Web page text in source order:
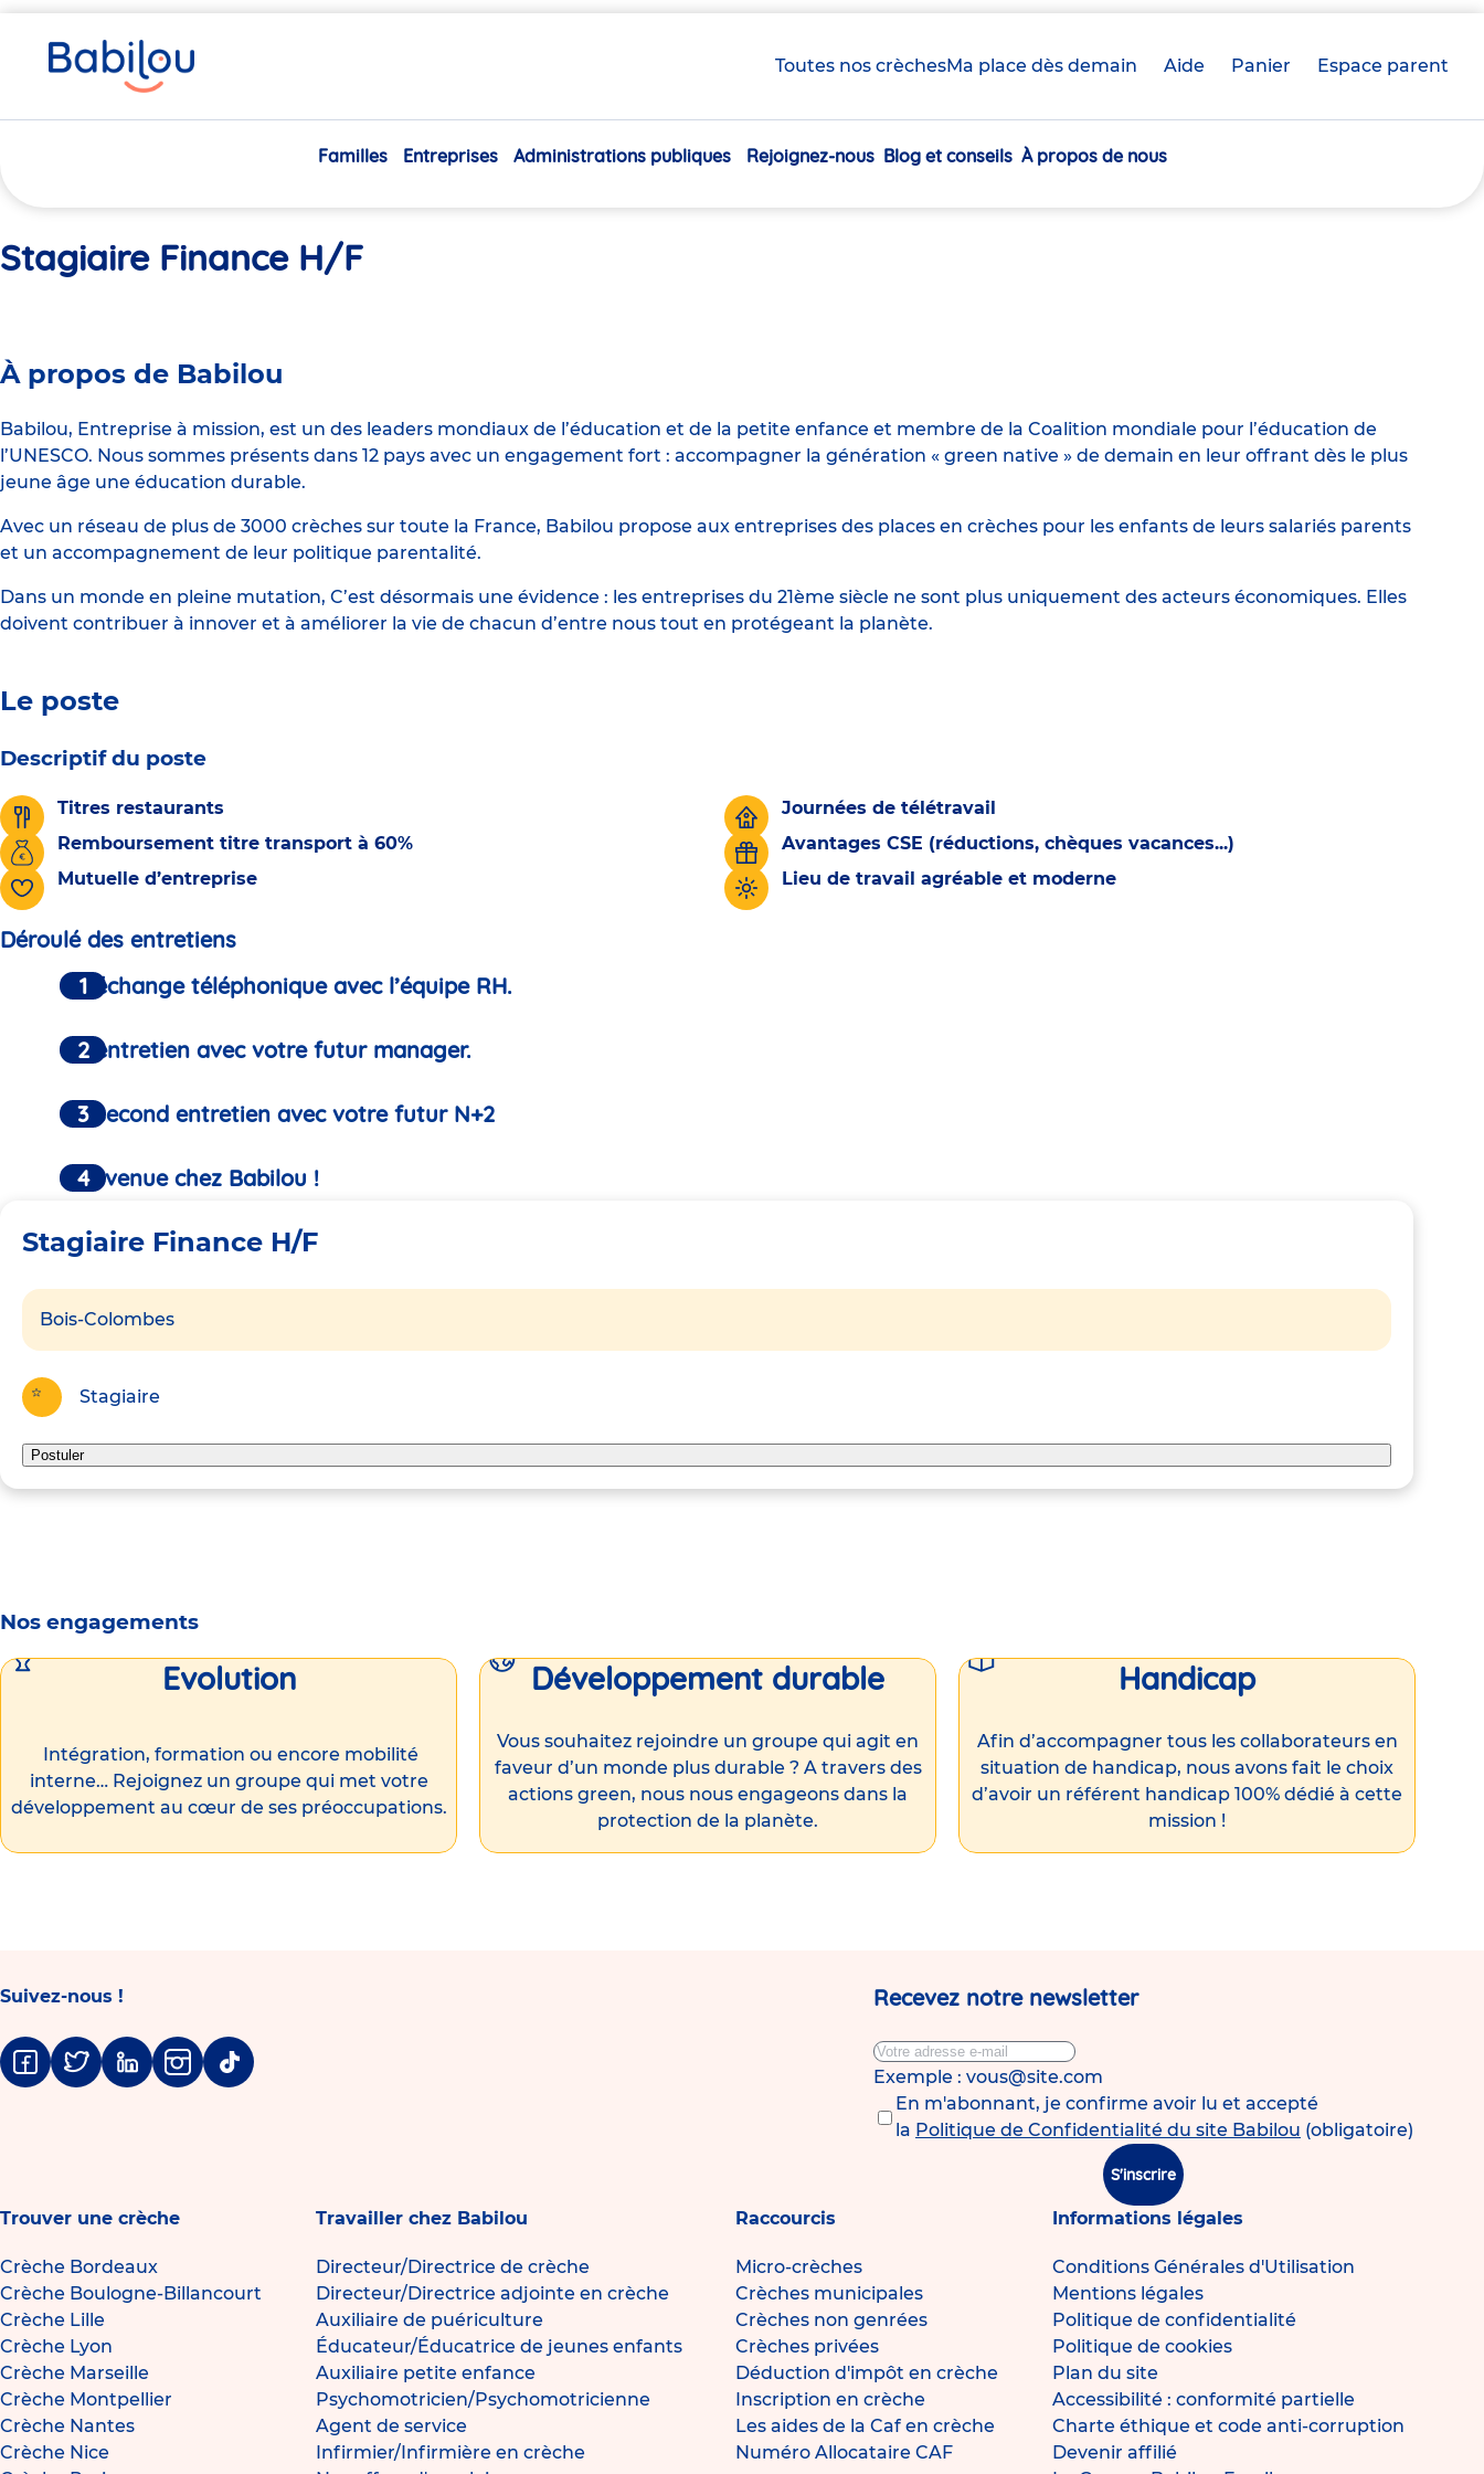
Toutes nos crèchesMa place dès demain Aide Panier crèche(s)
Espace parent
Navigation
Familles Entreprises Administrations publiques Rejoignez-nous Blog et conseils À propos de nous
êtes
ici
Stagiaire Finance H/F
À propos de Babilou
Babilou, Entreprise à mission, est un des leaders mondiaux de l’éducation et de la petite enfance et membre de la Coalition mondiale pour l’éducation de
l’UNESCO. Nous sommes présents dans 12 pays avec un engagement fort : accompagner la génération « green native » de demain en leur offrant dès le plus
jeune âge une éducation durable.
Avec un réseau de plus de 3000 crèches sur toute la France, Babilou propose aux entreprises des places en crèches pour les enfants de leurs salariés parents
et un accompagnement de leur politique parentalité.
Dans un monde en pleine mutation, C’est désormais une évidence : les entreprises du 21ème siècle ne sont plus uniquement des acteurs économiques. Elles
doivent contribuer à innover et à améliorer la vie de chacun d’entre nous tout en protégeant la planète.
Le poste
Descriptif du poste
Titres restaurants
Journées de télétravail
Remboursement titre transport à 60%
Avantages CSE (réductions, chèques vacances...)
Mutuelle d’entreprise
Lieu de travail agréable et moderne
Déroulé des entretiens
Un échange téléphonique avec l’équipe RH.
Un entretien avec votre futur manager.
Un second entretien avec votre futur N+2
Bienvenue chez Babilou !
Stagiaire Finance H/F
Bois-Colombes
Stagiaire
Postuler
Nos engagements
Evolution
Intégration, formation ou encore mobilité
interne… Rejoignez un groupe qui met votre
développement au cœur de ses préoccupations.
Développement durable
Vous souhaitez rejoindre un groupe qui agit en
faveur d’un monde plus durable ? A travers des
actions green, nous nous engageons dans la
protection de la planète.
Handicap
Afin d’accompagner tous les collaborateurs en
situation de handicap, nous avons fait le choix
d’avoir un référent handicap 100% dédié à cette
mission !
Suivez-nous !
Facebook
TwitterLinkedinInstagram
Tiktok
Recevez notre newsletter
Exemple : vous@site.com
En m'abonnant, je confirme avoir lu et accepté
la Politique de Confidentialité du site Babilou (obligatoire)
S'inscrire
Trouver une crèche
Crèche Bordeaux
Crèche Boulogne-Billancourt
Crèche Lille
Crèche Lyon
Crèche Marseille
Crèche Montpellier
Crèche Nantes
Crèche Nice
Travailler chez Babilou
Directeur/Directrice de crèche
Directeur/Directrice adjointe en crèche
Auxiliaire de puériculture
Éducateur/Éducatrice de jeunes enfants
Auxiliaire petite enfance
Psychomotricien/Psychomotricienne
Agent de service
Infirmier/Infirmière en crèche
Raccourcis
Micro-crèches
Crèches municipales
Crèches non genrées
Crèches privées
Déduction d'impôt en crèche
Inscription en crèche
Les aides de la Caf en crèche
Numéro Allocataire CAF
Informations légales
Conditions Générales d'Utilisation
Mentions légales
Politique de confidentialité
Politique de cookies
Plan du site
Accessibilité : conformité partielle
Charte éthique et code anti-corruption
Devenir affilié